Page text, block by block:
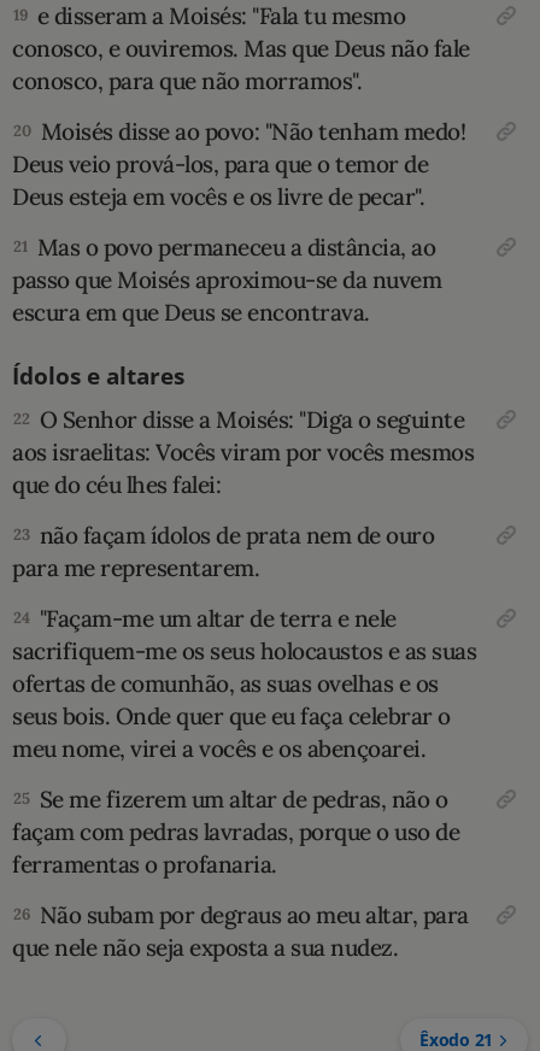
19 e disseram a Moisés: "Fa­la tu mesmo
conosco, e ouviremos. Mas que Deus não fale
conosco, para que não morra­mos".
20 Moisés disse ao povo: "Não tenham medo!
Deus veio prová-los, para que o temor de
Deus esteja em vocês e os livre de pecar".
21 Mas o povo permaneceu a distância, ao
passo que Moisés aproximou-se da nuvem
escura em que Deus se encontrava.
Ídolos e altares
22 O Senhor disse a Moisés: "Diga o seguinte
aos israelitas: Vocês viram por vocês mes­mos
que do céu lhes falei:
23 não façam ídolos de prata nem de ouro
para me representarem.
24 "Façam-me um altar de terra e nele
sacrifiquem-me os seus holocaustos e as suas
ofertas de comunhão, as suas ovelhas e os
seus bois. Onde quer que eu faça celebrar o
meu nome, virei a vocês e os abençoarei.
25 Se me fizerem um altar de pedras, não o
façam com pedras lavradas, porque o uso de
ferramentas o profanaria.
26 Não subam por degraus ao meu altar, para
que nele não seja exposta a sua nu­dez.
Êxodo 21